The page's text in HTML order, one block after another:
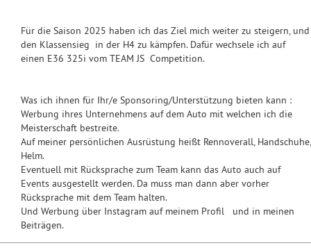
Für die Saison 2025 haben ich das Ziel mich weiter zu steigern, und
den Klassensieg in der H4 zu kämpfen. Dafür wechsele ich auf
einen E36 325i vom TEAM JS Competition.
Was ich ihnen für Ihr/e Sponsoring/Unterstützung bieten kann :
Werbung ihres Unternehmens auf dem Auto mit welchen ich die
Meisterschaft bestreite.
Auf meiner persönlichen Ausrüstung heißt Rennoverall, Handschuhe,
Helm.
Eventuell mit Rücksprache zum Team kann das Auto auch auf
Events ausgestellt werden. Da muss man dann aber vorher
Rücksprache mit dem Team halten.
Und Werbung über Instagram auf meinem Profil und in meinen
Beiträgen.